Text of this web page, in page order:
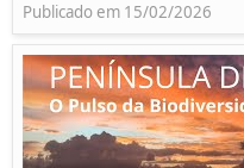
Publicado em 15/02/2026